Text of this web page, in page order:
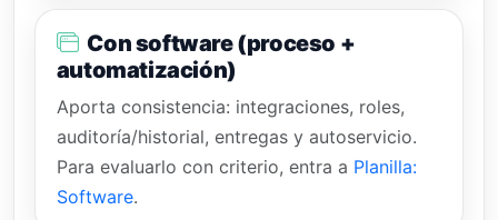
Con software (proceso +
automatización)
Aporta consistencia: integraciones, roles,
auditoría/historial, entregas y autoservicio.
Para evaluarlo con criterio, entra a Planilla:
Software.